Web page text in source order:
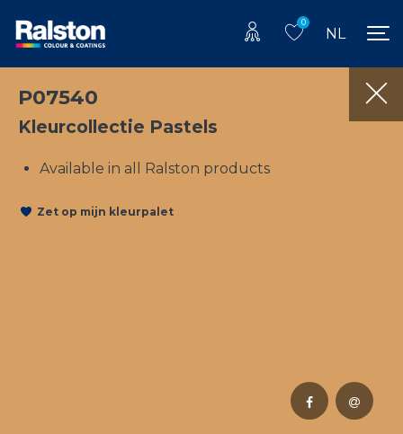
0
NL
P07540
Kleurcollectie Pastels
Available in all Ralston products
Zet op mijn kleurpalet